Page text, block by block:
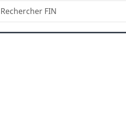
Recherche